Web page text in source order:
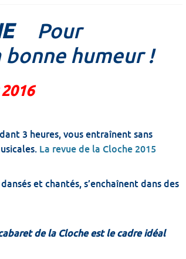
Pour
bonne humeur !
3 heures, vous entraînent sans
La revue de la Cloche 2015
et chantés, s’enchaînent dans des
de la Cloche est le cadre idéal